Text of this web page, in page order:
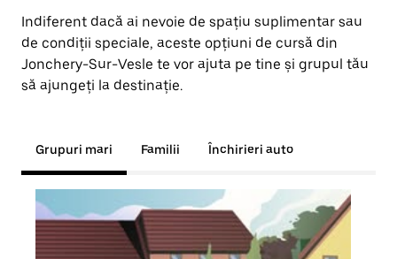
Indiferent dacă ai nevoie de spațiu suplimentar sau
de condiții speciale, aceste opțiuni de cursă din
Jonchery-Sur-Vesle te vor ajuta pe tine și grupul tău
să ajungeți la destinație.
Grupuri mari Familii Închirieri auto